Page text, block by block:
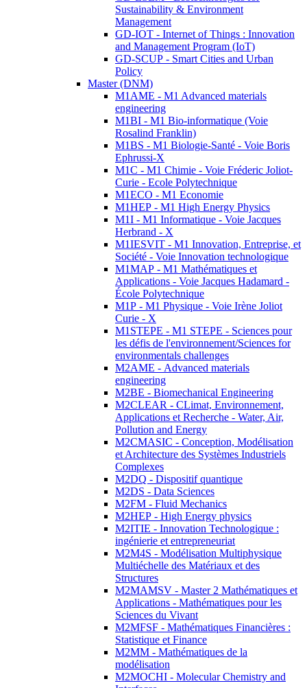
Sustainability & Environment
Management
GD-IOT - Internet of Things : Innovation
and Management Program (IoT)
GD-SCUP - Smart Cities and Urban
Policy
Master (DNM)
M1AME - M1 Advanced materials
engineering
M1BI - M1 Bio-informatique (Voie
Rosalind Franklin)
M1BS - M1 Biologie-Santé - Voie Boris
Ephrussi-X
M1C - M1 Chimie - Voie Fréderic Joliot-
Curie - Ecole Polytechnique
M1ECO - M1 Economie
M1HEP - M1 High Energy Physics
M1I - M1 Informatique - Voie Jacques
Herbrand - X
M1IESVIT - M1 Innovation, Entreprise, et
Société - Voie Innovation technologique
M1MAP - M1 Mathématiques et
Applications - Voie Jacques Hadamard -
École Polytechnique
M1P - M1 Physique - Voie Irène Joliot
Curie - X
M1STEPE - M1 STEPE - Sciences pour
les défis de l'environnement/Sciences for
environmentals challenges
M2AME - Advanced materials
engineering
M2BE - Biomechanical Engineering
M2CLEAR - CLimat, Environnement,
Applications et Recherche - Water, Air,
Pollution and Energy
M2CMASIC - Conception, Modélisation
et Architecture des Systèmes Industriels
Complexes
M2DQ - Dispositif quantique
M2DS - Data Sciences
M2FM - Fluid Mechanics
M2HEP - High Energy physics
M2ITIE - Innovation Technologique :
ingénierie et entrepreneuriat
M2M4S - Modélisation Multiphysique
Multiéchelle des Matériaux et des
Structures
M2MAMSV - Master 2 Mathématiques et
Applications - Mathématiques pour les
Sciences du Vivant
M2MFSF - Mathématiques Financières :
Statistique et Finance
M2MM - Mathématiques de la
modélisation
M2MOCHI - Molecular Chemistry and